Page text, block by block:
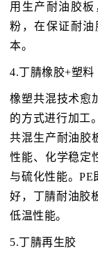
用生产耐油胶
粉，在保证耐
本。
4.丁腈橡胶+塑料
橡塑共混技术愈
的方式进行加工
共混生产耐油胶
性能、化学稳定
与硫化性能。
好，丁腈耐油胶
低温性能。
5.丁腈再生胶